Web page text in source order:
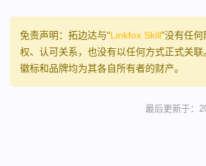
免责声明：拓边达与“Linkfox Skill”没有任
权、认可关系，也没有以任何方式正式关联
徽标和品牌均为其各自所有者的财产。
最后更新于：